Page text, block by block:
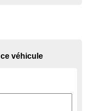
véhicule